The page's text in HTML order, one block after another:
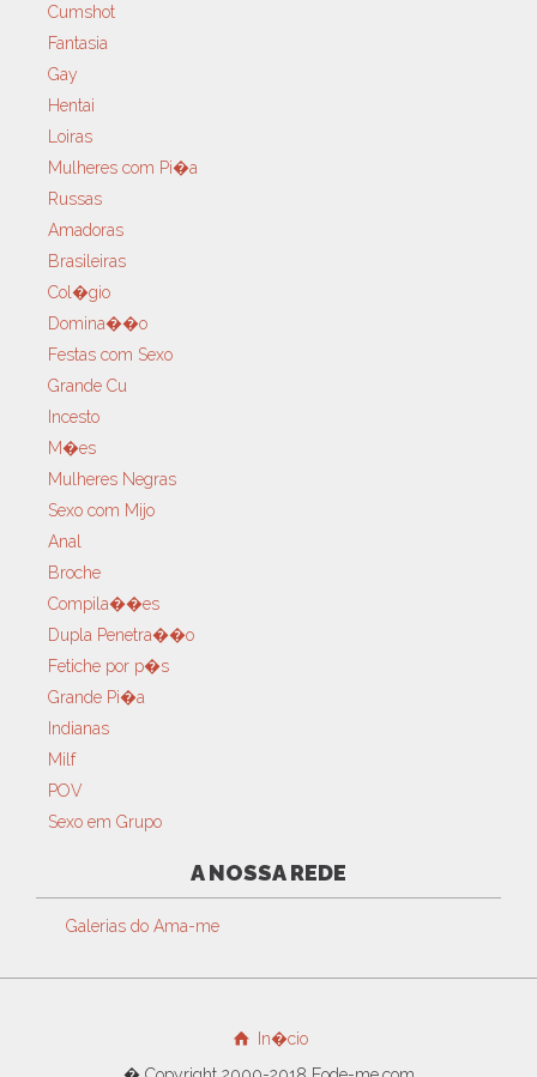
Cumshot
Fantasia
Gay
Hentai
Loiras
Mulheres com Pi�a
Russas
Amadoras
Brasileiras
Col�gio
Domina��o
Festas com Sexo
Grande Cu
Incesto
M�es
Mulheres Negras
Sexo com Mijo
Anal
Broche
Compila��es
Dupla Penetra��o
Fetiche por p�s
Grande Pi�a
Indianas
Milf
POV
Sexo em Grupo
A NOSSA REDE
Galerias do Ama-me
In�cio